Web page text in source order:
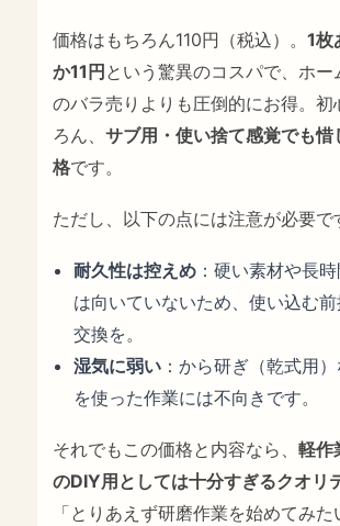
価格はもちろん110円（税込）。1枚
か11円という驚異のコスパで、ホー
のバラ売りよりも圧倒的にお得。初
ろん、サブ用・使い捨て感覚でも惜
格です。
ただし、以下の点には注意が必要で
耐久性は控えめ ：硬い素材や長
は向いていないため、使い込む
交換を。
湿気に弱い ：から研ぎ（乾式用
を使った作業には不向きです。
それでもこの価格と内容なら、軽作
のDIY用としては十分すぎるクオリ
「とりあえず研磨作業を始めてみ